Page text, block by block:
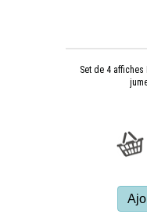
Set de 4 affiches